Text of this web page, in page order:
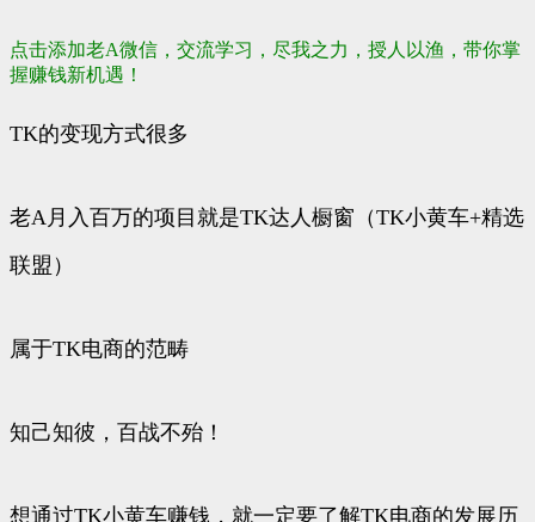
点击添加老A微信，交流学习，尽我之力，授人以渔，带你掌
握赚钱新机遇！
TK的变现方式很多
老A月入百万的项目就是TK达人橱窗（TK小黄车+精选
联盟）
属于TK电商的范畴
知己知彼，百战不殆！
想通过TK小黄车赚钱，就一定要了解TK电商的发展历